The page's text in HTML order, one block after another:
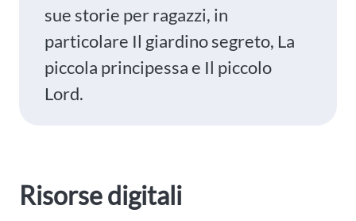
sue storie per ragazzi, in
particolare Il giardino segreto, La
piccola principessa e Il piccolo
Lord.
Risorse digitali